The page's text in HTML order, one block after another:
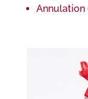
Annulation